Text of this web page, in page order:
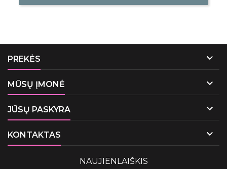
PREKĖS 
MŪSŲ ĮMONĖ 
JŪSŲ PASKYRA 
KONTAKTAS 
NAUJIENLAIŠKIS